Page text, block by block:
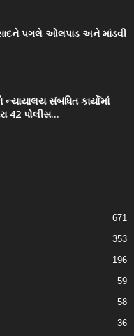
પગલે ઓલપાડ અને માંડવી
સંબંધિત કાર્યોમાં
42 પોલીસ...
671
353
196
59
58
36